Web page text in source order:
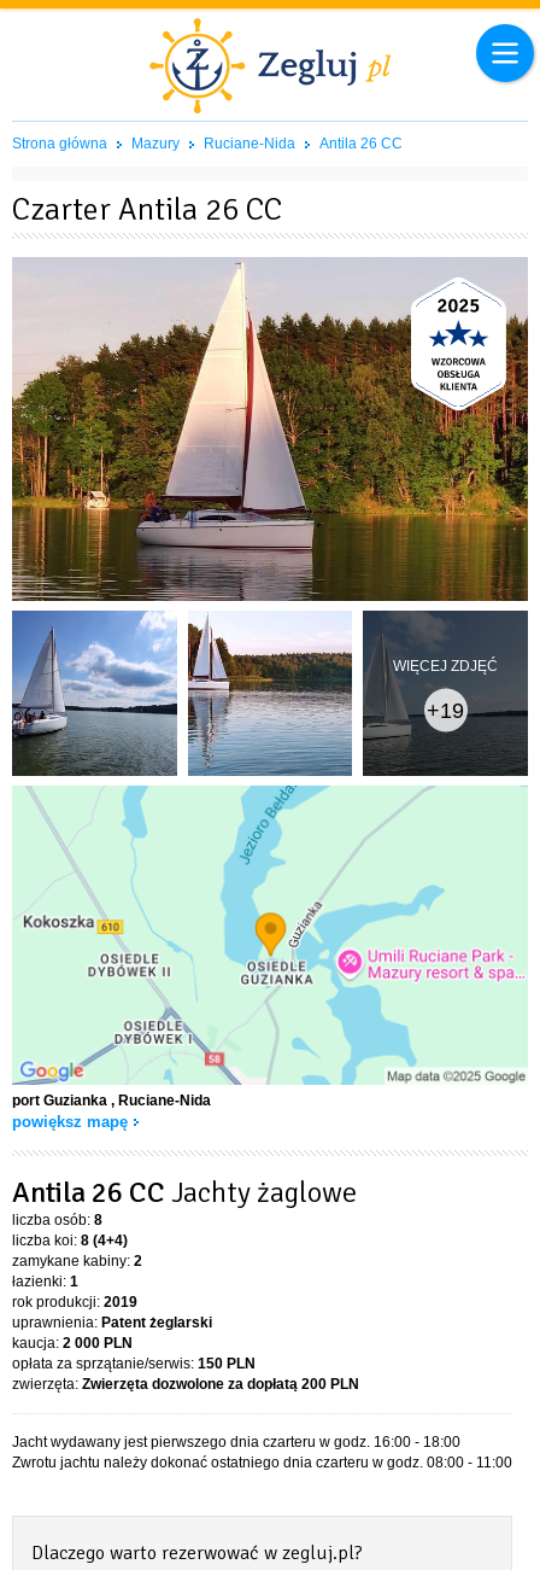
Strona główna Mazury Ruciane-Nida Antila 26 CC
Czarter Antila 26 CC
WIĘCEJ ZDJĘĆ
+19
port Guzianka , Ruciane-Nida
powiększ mapę
Antila 26 CC Jachty żaglowe
liczba osób: 8
liczba koi: 8 (4+4)
zamykane kabiny: 2
łazienki: 1
rok produkcji: 2019
uprawnienia: Patent żeglarski
kaucja: 2 000 PLN
opłata za sprzątanie/serwis: 150 PLN
zwierzęta: Zwierzęta dozwolone za dopłatą 200 PLN
Jacht wydawany jest pierwszego dnia czarteru w godz. 16:00 - 18:00
Zwrotu jachtu należy dokonać ostatniego dnia czarteru w godz. 08:00 - 11:00
Dlaczego warto rezerwować w zegluj.pl?